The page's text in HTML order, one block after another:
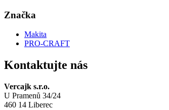
Značka
Makita
PRO-CRAFT
Kontaktujte nás
Vercajk s.r.o.
U Pramenů 34/24
460 14 Liberec